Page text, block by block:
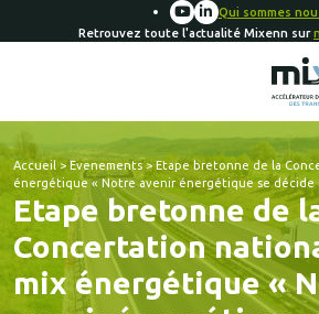
Qui sommes
Retrouvez toute l'actualité Mixenn sur
Accueil > Evenements > Etape bretonne de la
énergétique « Notre avenir énergétique se décide
Etape bretonne de
Concertation
mix énergétique «